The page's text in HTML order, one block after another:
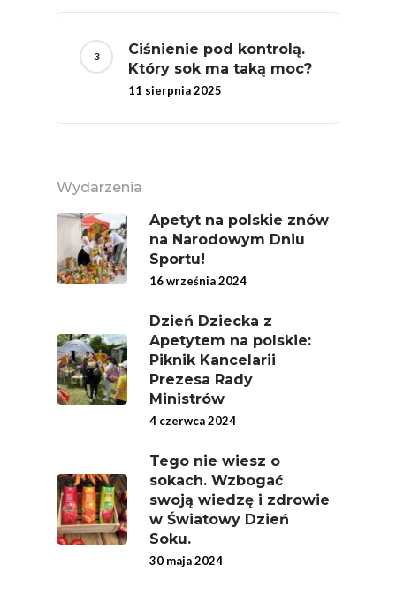
Ciśnienie pod kontrolą.
Który sok ma taką moc?
11 sierpnia 2025
Wydarzenia
Apetyt na polskie znów
na Narodowym Dniu
Sportu!
16 września 2024
Dzień Dziecka z
Apetytem na polskie:
Piknik Kancelarii
Prezesa Rady
Ministrów
4 czerwca 2024
Tego nie wiesz o
sokach. Wzbogać
swoją wiedzę i zdrowie
w Światowy Dzień
Soku.
30 maja 2024
Lub Soku
Certyfikowany
Narodowe Badania
Owoców
Związków
Rolnych – Ziemniaki
Skrywa!
Festiwal Młody
Ziemniak
Polskie Forum
Ekologicznej
Chrup Owoce, Jedz